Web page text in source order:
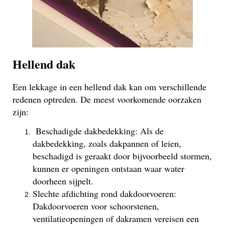
Hellend dak
Een lekkage in een hellend dak kan om verschillende
redenen optreden. De meest voorkomende oorzaken
zijn:
Beschadigde dakbedekking: Als de
dakbedekking, zoals dakpannen of leien,
beschadigd is geraakt door bijvoorbeeld stormen,
kunnen er openingen ontstaan waar water
doorheen sijpelt.
Slechte afdichting rond dakdoorvoeren:
Dakdoorvoeren voor schoorstenen,
ventilatieopeningen of dakramen vereisen een